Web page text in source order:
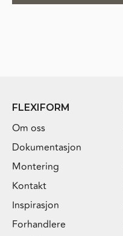
FLEXIFORM
Om oss
Dokumentasjon
Montering
Kontakt
Inspirasjon
Forhandlere